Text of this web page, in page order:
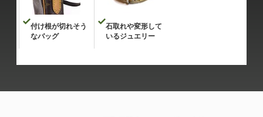
付け根が切れそう
なバッグ
石取れや変形して
いるジュエリー